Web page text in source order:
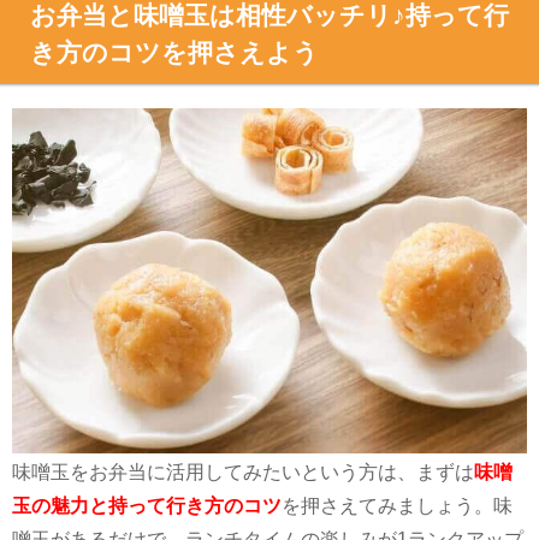
お弁当と味噌玉は相性バッチリ♪持って行
き方のコツを押さえよう
味噌玉をお弁当に活用してみたいという方は、まずは味噌
玉の魅力と持って行き方のコツを押さえてみましょう。味